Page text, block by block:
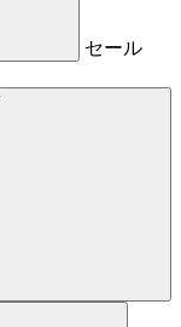
セール